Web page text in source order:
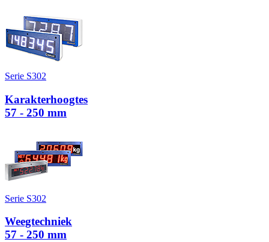
Serie S302
Karakterhoogtes
57 - 250 mm
Serie S302
Weegtechniek
57 - 250 mm